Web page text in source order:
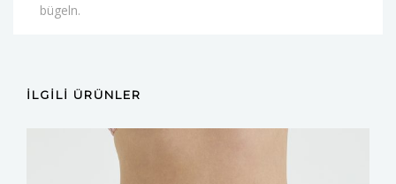
bügeln.
İLGILI ÜRÜNLER